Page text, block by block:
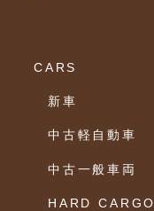
CARS
新車
中古軽自動車
中古一般車両
HARD CARGO